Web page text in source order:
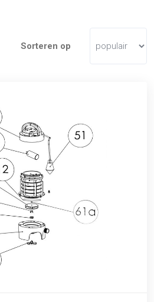
Sorteren op